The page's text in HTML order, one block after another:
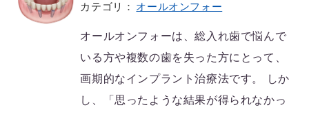
カテゴリ： オールオンフォー
オールオンフォーは、総入れ歯で悩んで
いる方や複数の歯を失った方にとって、
画期的なインプラント治療法です。 しか
し、「思ったような結果が得られなかっ